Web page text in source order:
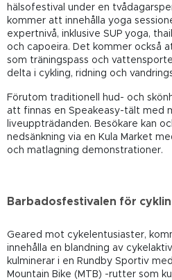
hälsofestival under en
kommer att innehålla yoga
expertnivå, inklusive SUP yoga,
och capoeira. Det kommer också
som träningspass och
delta i cykling, ridning och
Förutom traditionell hud- och
att finnas en Speakeasy-tält med
liveuppträdanden. Besökare kan
nedsänkning via en Kula Market
och matlagning demonstrationer.
Barbadosfestivalen för
Geared mot cykelentusiaster,
innehålla en blandning av
kulminerar i en Rundby Sportiv
Mountain Bike (MTB) -rutter som